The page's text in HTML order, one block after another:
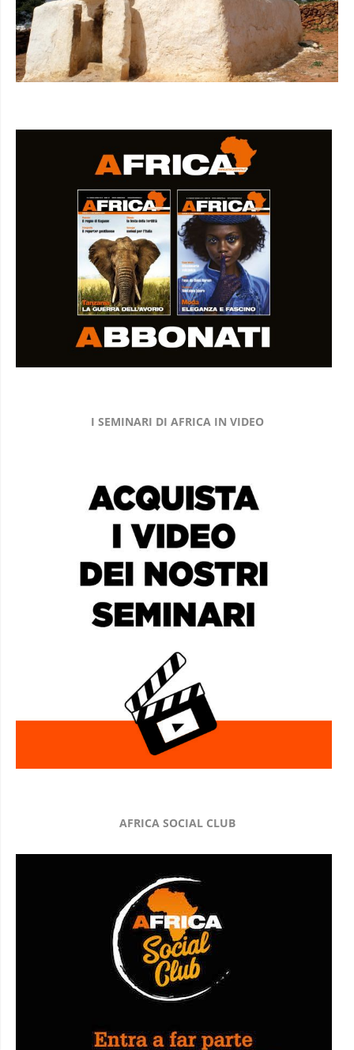
I SEMINARI DI AFRICA IN VIDEO
AFRICA SOCIAL CLUB